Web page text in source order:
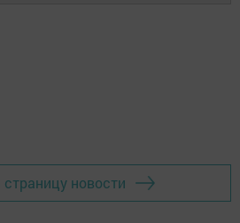
страницу новости